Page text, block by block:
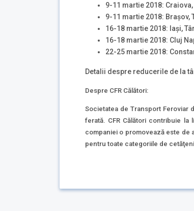
9-11 martie 2018:
9-11 martie 2018: Brașov,
16-18 martie 2018: Iași,
16-18 martie 2018: Cluj
22-25 martie 2018:
Detalii despre reducerile de la
Despre CFR Călători:
Societatea de Transport Feroviar
ferată. CFR Călători contribuie
companiei o promovează este de
pentru toate categoriile de